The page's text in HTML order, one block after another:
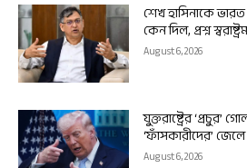
শেখ হাসিনাকে
কেন দিল, প্রশ্ন
August 6, 2026
যুক্তরাষ্ট্রের
‘ফাঁসকারীদের’
August 6, 2026